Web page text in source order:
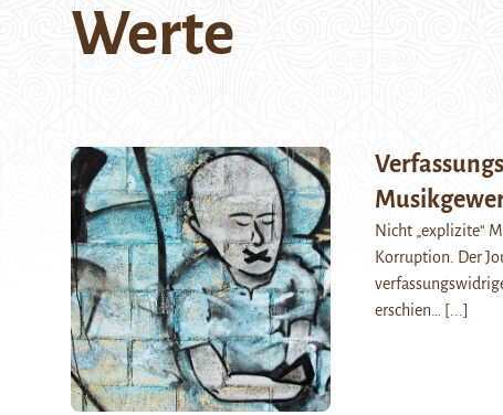
Werte
Nicht „explizite“
Korruption. Der
erschien…
[...]